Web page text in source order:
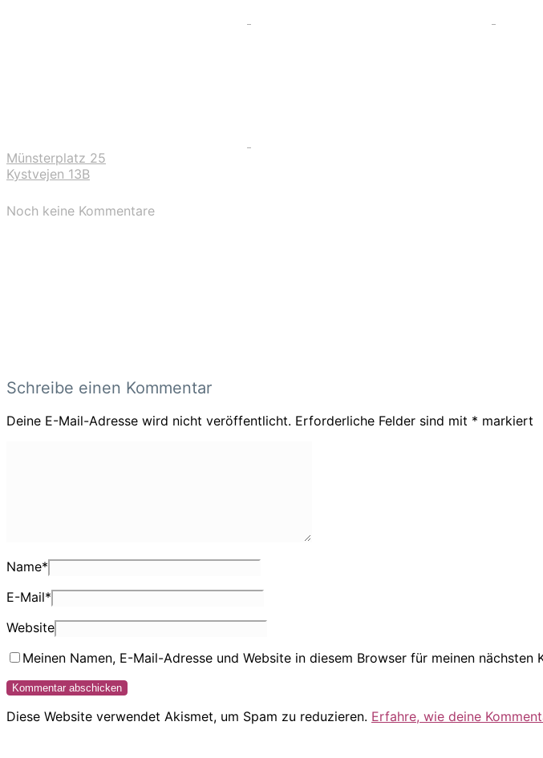
Münsterplatz 25
Kystvejen 13B
Noch keine Kommentare
Schreibe einen Kommentar
Deine E-Mail-Adresse wird nicht veröffentlicht. Erforderliche Felder sind mit * markiert
Name*
E-Mail*
Website
Meinen Namen, E-Mail-Adresse und Website in diesem Browser für meinen nächsten
Diese Website verwendet Akismet, um Spam zu reduzieren. Erfahre, wie deine